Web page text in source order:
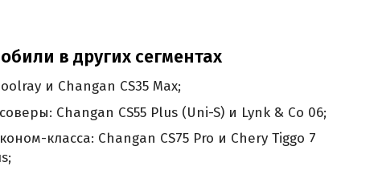
в других сегментах
и Changan CS35 Max;
Changan CS55 Plus (Uni-S) и Lynk & Co 06;
класса: Changan CS75 Pro и Chery Tiggo 7